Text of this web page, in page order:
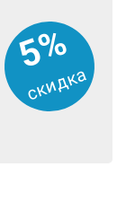
5%
скидка